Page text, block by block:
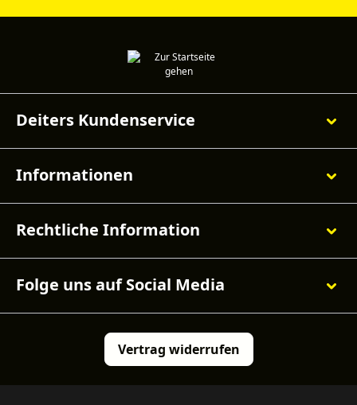
Deiters Kundenservice
Informationen
Rechtliche Information
Folge uns auf Social Media
Vertrag widerrufen